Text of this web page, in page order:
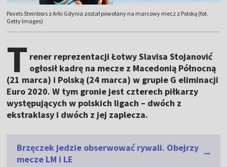
Pavels Steinbors z Arki Gdynia został powołany na marcowy mecz z Polską (fot.
Getty Images)
T rener reprezentacji Łotwy Slavisa Stojanović
ogłosił kadrę na mecze z Macedonią Północną
(21 marca) i Polską (24 marca) w grupie G eliminacji
Euro 2020. W tym gronie jest czterech piłkarzy
występujących w polskich ligach – dwóch z
ekstraklasy i dwóch z jej zaplecza.
Brzęczek jedzie obserwować rywali. Obejrzy
mecze LM i LE